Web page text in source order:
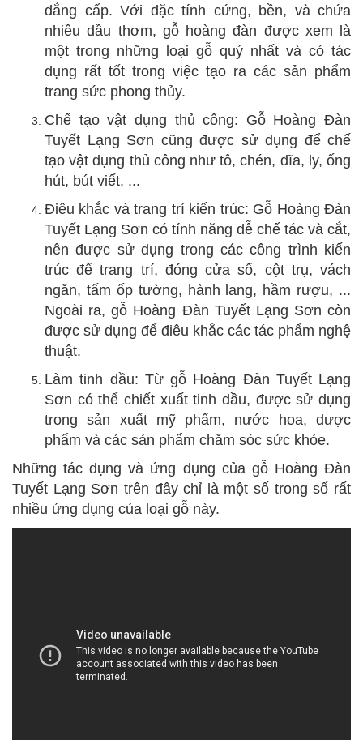
đẳng cấp. Với đặc tính cứng, bền, và chứa
nhiều dầu thơm, gỗ hoàng đàn được xem là
một trong những loại gỗ quý nhất và có tác
dụng rất tốt trong việc tạo ra các sản phẩm
trang sức phong thủy.
Chế tạo vật dụng thủ công: Gỗ Hoàng Đàn
Tuyết Lạng Sơn cũng được sử dụng để chế
tạo vật dụng thủ công như tô, chén, đĩa, ly, ống
hút, bút viết, ...
Điêu khắc và trang trí kiến trúc: Gỗ Hoàng Đàn
Tuyết Lạng Sơn có tính năng dễ chế tác và cắt,
nên được sử dụng trong các công trình kiến
trúc để trang trí, đóng cửa sổ, cột trụ, vách
ngăn, tấm ốp tường, hành lang, hầm rượu, ...
Ngoài ra, gỗ Hoàng Đàn Tuyết Lạng Sơn còn
được sử dụng để điêu khắc các tác phẩm nghệ
thuật.
Làm tinh dầu: Từ gỗ Hoàng Đàn Tuyết Lạng
Sơn có thể chiết xuất tinh dầu, được sử dụng
trong sản xuất mỹ phẩm, nước hoa, dược
phẩm và các sản phẩm chăm sóc sức khỏe.
Những tác dụng và ứng dụng của gỗ Hoàng Đàn
Tuyết Lạng Sơn trên đây chỉ là một số trong số rất
nhiều ứng dụng của loại gỗ này.